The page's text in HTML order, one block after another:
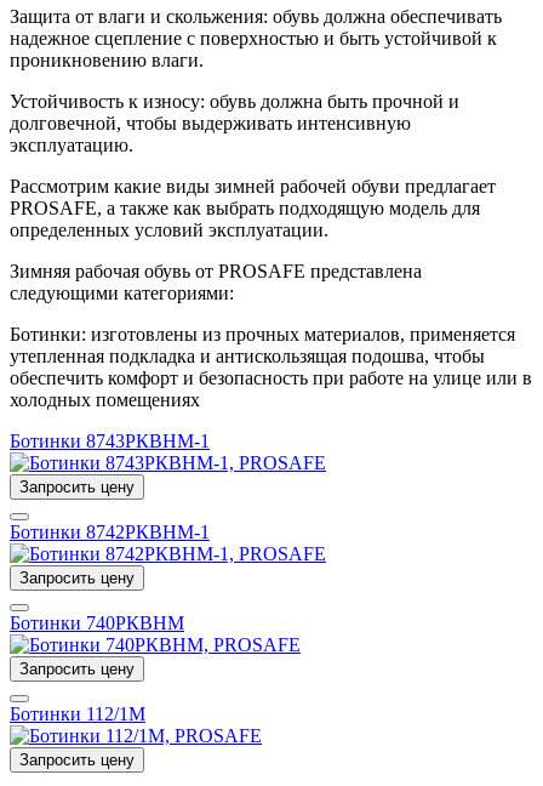
Защита от влаги и скольжения: обувь должна обеспечивать
надежное сцепление с поверхностью и быть устойчивой к
проникновению влаги.
Устойчивость к износу: обувь должна быть прочной и
долговечной, чтобы выдерживать интенсивную
эксплуатацию.
Рассмотрим какие виды зимней рабочей обуви предлагает
PROSAFE, а также как выбрать подходящую модель для
определенных условий эксплуатации.
Зимняя рабочая обувь от PROSAFE представлена
следующими категориями:
Ботинки: изготовлены из прочных материалов, применяется
утепленная подкладка и антискользящая подошва, чтобы
обеспечить комфорт и безопасность при работе на улице или в
холодных помещениях
Ботинки 8743РКВНМ-1
Запросить цену
Ботинки 8742РКВНМ-1
Запросить цену
Ботинки 740РКВНМ
Запросить цену
Ботинки 112/1М
Запросить цену